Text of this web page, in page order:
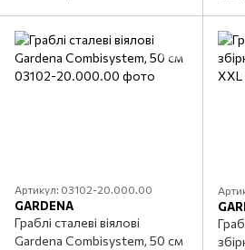
Артикул: 03102-20.000.00
GARDENA
Граблі сталеві віялові
Gardena Combisystem, 50 см